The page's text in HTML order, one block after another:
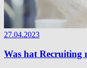
27.04.2023
Was hat Recruiting